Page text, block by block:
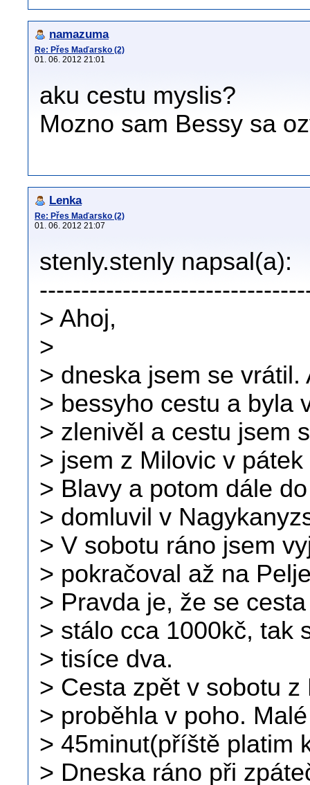
namazuma
Re: Přes Maďarsko (2)
01. 06. 2012 21:01
aku cestu myslis?
Mozno sam Bessy sa
Lenka
Re: Přes Maďarsko (2)
01. 06. 2012 21:07
stenly.stenly napsal(a):
> Ahoj,
>
> dneska jsem se
> bessyho cestu a byla
> zlenivěl a cestu jsem
> jsem z Milovic v
> Blavy a potom dále
> domluvil v
> V sobotu ráno jsem
> pokračoval až na
> Pravda je, že se
> stálo cca 1000kč, tak
> tisíce dva.
> Cesta zpět v sobotu
> proběhla v poho.
> 45minut(příště platim
> Dneska ráno při